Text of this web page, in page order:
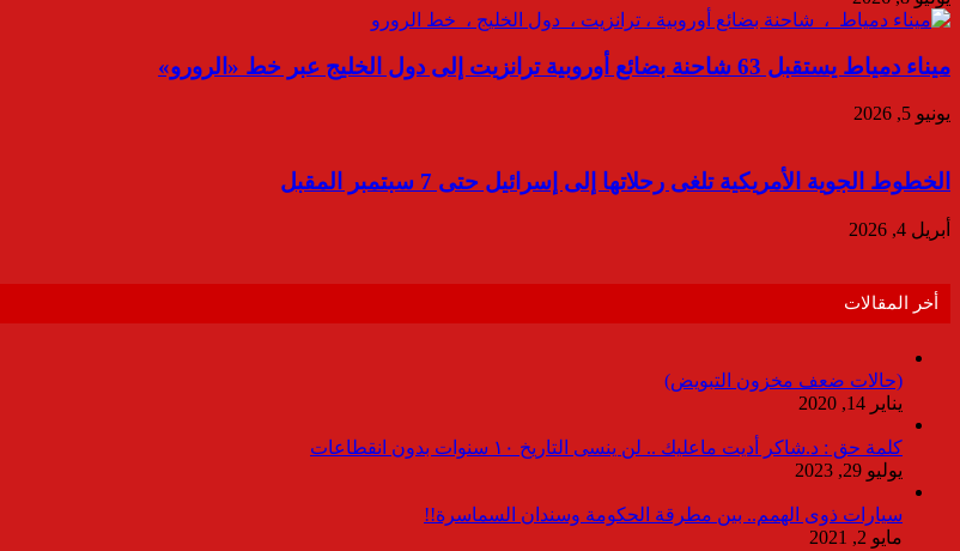
ميناء دمياط يستقبل 63 شاحنة بضائع أوروبية ترانزيت إلى دول الخليج عبر خط «الرورو»
يونيو 5, 2026
الخطوط الجوية الأمريكية تلغى رحلاتها إلى إسرائيل حتى 7 سبتمبر المقبل
أبريل 4, 2026
أخر المقالات
(حالات ضعف مخزون التبويض)
يناير 14, 2020
كلمة حق : د.شاكر أديت ماعليك .. لن ينسى التاريخ ١٠ سنوات بدون انقطاعات
يوليو 29, 2023
سيارات ذوى الهمم.. بين مطرقة الحكومة وسندان السماسرة!!
مايو 2, 2021